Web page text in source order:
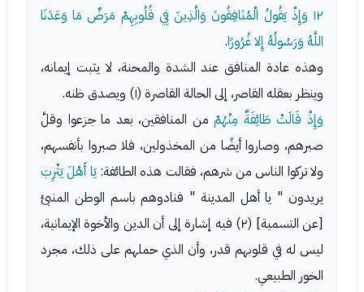
١٢ وَإِذْ يَقُولُ الْمُنَافِقُونَ وَالَّذِينَ فِي قُلُوبِهِمْ مَرَضٌ مَا وَعَدَنَا
اللَّهُ وَرَسُولُهُ إِلا غُرُورًا.
وهذه عادة المنافق عند الشدة والمحنة، لا يثبت إيمانه،
وينظر بعقله القاصر، إلى الحالة القاصرة (١) ويصدق ظنه.
وَإِذْ قَالَتْ طَائِفَةٌ مِنْهُمْمن المنافقين، بعد ما جزعوا وقلَّ
صبرهم، وصاروا أيضًا من المخذولين، فلا صبروا بأنفسهم،
ولا تركوا الناس من شرهم، فقالت هذه الطائفة:يَا أَهْلَ يَثْرِبَ
يريدون " يا أهل المدينة " فنادوهم باسم الوطن المنبئ
[عن التسمية] (٢) فيه إشارة إلى أن الدين والأخوة الإيمانية،
ليس له في قلوبهم قدر، وأن الذي حملهم على ذلك، مجرد
الخور الطبيعي.